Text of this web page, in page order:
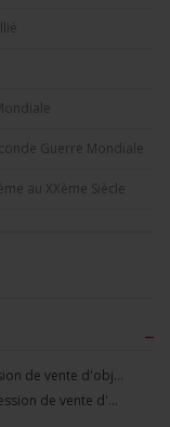
Guerre Mondiale
au XXème Siècle
–
Session Mai-Juin 2026 - Grez-Doiceau, BE - Session de vente d'objets militaire et souvenirs historiques
Session Printemps 2026 - Grez-Doiceau, BE - Session de vente d'objets militaire et souvenirs historiques